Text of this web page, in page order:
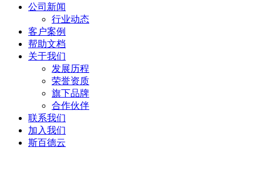
公司新闻
行业动态
客户案例
帮助文档
关于我们
发展历程
荣誉资质
旗下品牌
合作伙伴
联系我们
加入我们
斯百德云